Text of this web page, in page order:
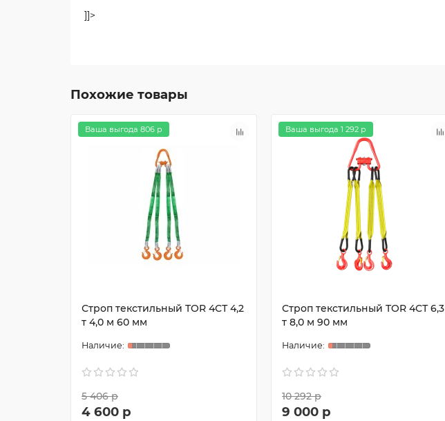
]]>
Похожие товары
Ваша выгода 806 р
Строп текстильный TOR 4СТ 4,2
т 4,0 м 60 мм
5 406 р
4 600 р
Ваша выгода 1 292 р
Строп текстильный TOR 4СТ 6,3
т 8,0 м 90 мм
10 292 р
9 000 р